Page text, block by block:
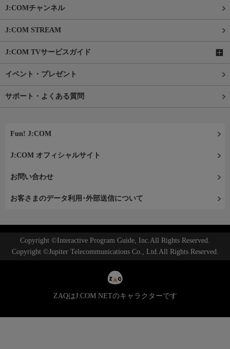
J:COMチャンネル
J:COM STREAM
J:COM TVサービスガイド
イベント・プレゼント
サポート・よくある質問
Fun! J:COM
J:COM オフィシャルサイト
お問い合わせ
お客さまのデータ利用･外部送信について
Copyright ©Interactive Program Guide, Inc.All Rights Reserved.
Copyright ©Jupiter Telecommunications Co., Ltd.All Rights Reserved.
ZAQはJ:COM NETのキャラクターです